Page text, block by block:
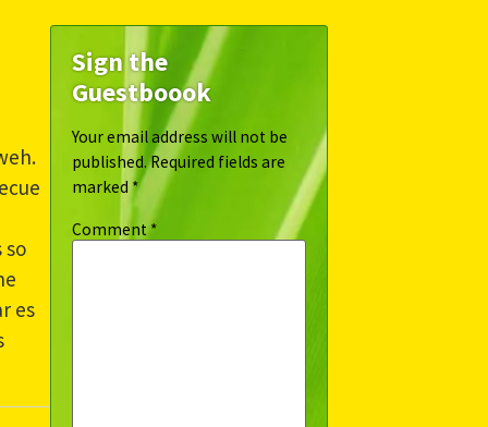
so
es
Sign the
Guestboook
Your email address will not be
published.Required fields are
marked*
Comment*